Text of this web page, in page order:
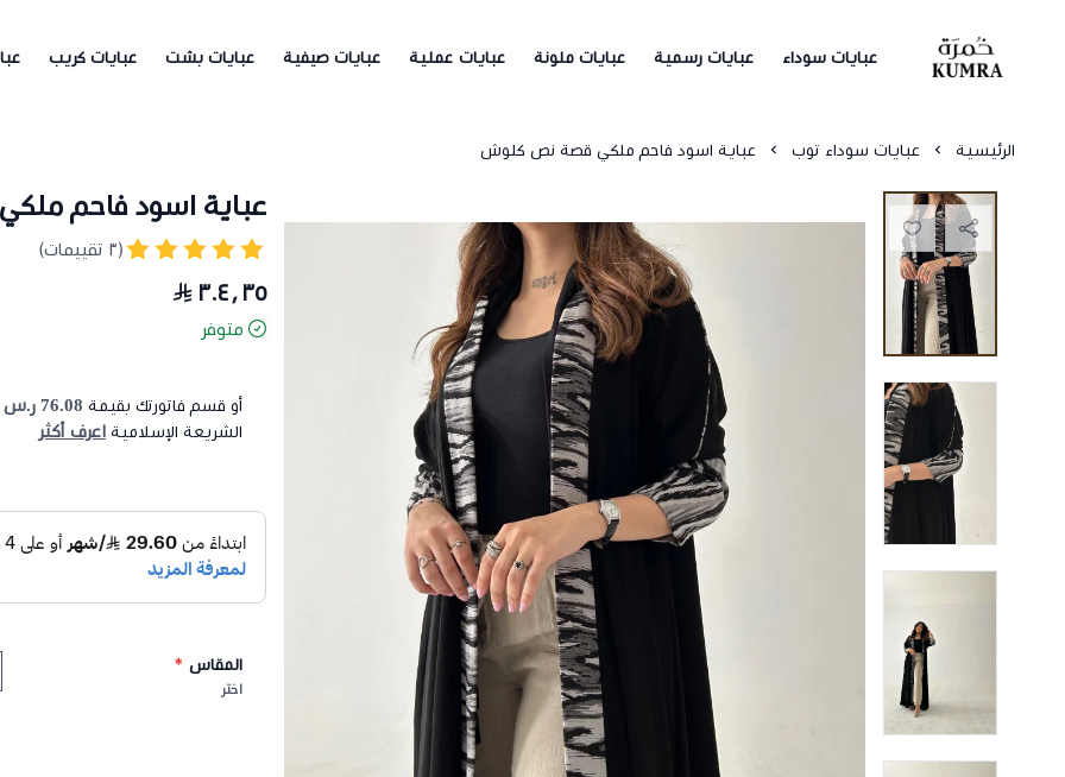
خمرة
عبايات سوداء عبايات رسمية عبايات ملونة عبايات عملية عبايات صيفية عبايات بشت عبايات كريب
الرئيسية عبايات سوداء توب عباية اسود فاحم ملكي قصة نص كلوش
عباية اسود فاحم
(٣ تقييمات)
٣٠٤٫٣٥
متوفر
أو قسم فاتورتك بقيمة 76.08 ر.س
الشريعة الإسلامية اعرف أكثر
المقاس *
اختر